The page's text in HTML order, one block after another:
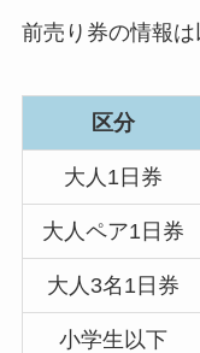
前売り券の情報は
区分
大人1日券
大人ペア1日券
大人3名1日券
小学生以下